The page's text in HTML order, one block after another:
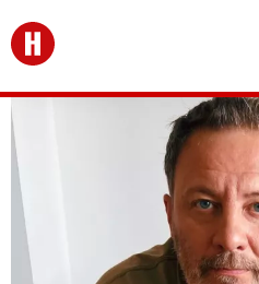
Перейти на главную